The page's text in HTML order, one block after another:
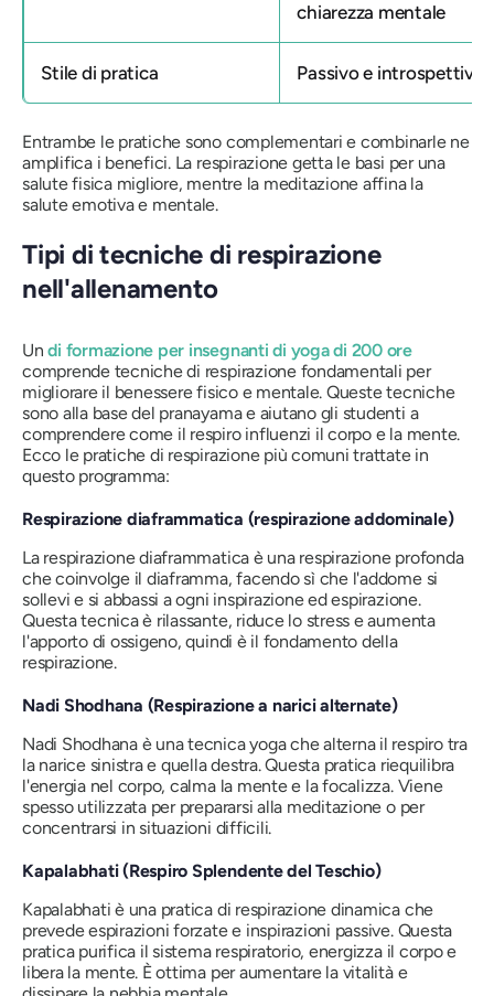
chiarezza mentale
Stile di pratica Passivo e introspettivo
Entrambe le pratiche sono complementari e combinarle ne
amplifica i benefici. La respirazione getta le basi per una
salute fisica migliore, mentre la meditazione affina la
salute emotiva e mentale.
Tipi di tecniche di respirazione
nell'allenamento
Undi formazione per insegnanti di yoga di 200 ore
comprende tecniche di respirazione fondamentali per
migliorare il benessere fisico e mentale. Queste tecniche
sono alla base del pranayama e aiutano gli studenti a
comprendere come il respiro influenzi il corpo e la mente.
Ecco le pratiche di respirazione più comuni trattate in
questo programma:
Respirazione diaframmatica (respirazione addominale)
La respirazione diaframmatica è una respirazione profonda
che coinvolge il diaframma, facendo sì che l'addome si
sollevi e si abbassi a ogni inspirazione ed espirazione.
Questa tecnica è rilassante, riduce lo stress e aumenta
l'apporto di ossigeno, quindi è il fondamento della
respirazione.
Nadi Shodhana (Respirazione a narici alternate)
Nadi Shodhana è una tecnica yoga che alterna il respiro tra
la narice sinistra e quella destra. Questa pratica riequilibra
l'energia nel corpo, calma la mente e la focalizza. Viene
spesso utilizzata per prepararsi alla meditazione o per
concentrarsi in situazioni difficili.
Kapalabhati (Respiro Splendente del Teschio)
Kapalabhati è una pratica di respirazione dinamica che
prevede espirazioni forzate e inspirazioni passive. Questa
pratica purifica il sistema respiratorio, energizza il corpo e
libera la mente. È ottima per aumentare la vitalità e